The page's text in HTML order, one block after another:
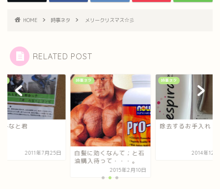
HOME 時事ネタ メリークリスマス☆彡
RELATED POST
みなと君
2011年7月25日
時事ネタ
白髪に効くなんて；と石
油購入待って・・・。
2015年2月10日
時事ネタ
除去するお手入れ
2014年12